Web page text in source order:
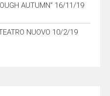
AUTUMN” 16/11/19
NUOVO 10/2/19